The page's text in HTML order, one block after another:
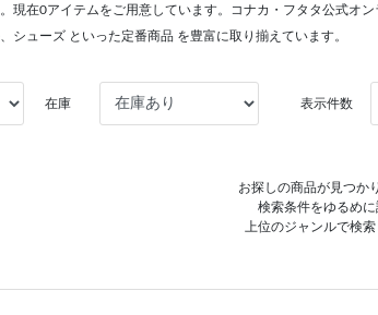
現在0アイテムをご用意しています。コナカ・フタタ公式オ
シューズ といった定番商品 を豊富に取り揃えています。
在庫 表示件数
お探しの商品が見つか
検索条件をゆるめに
上位のジャンルで検